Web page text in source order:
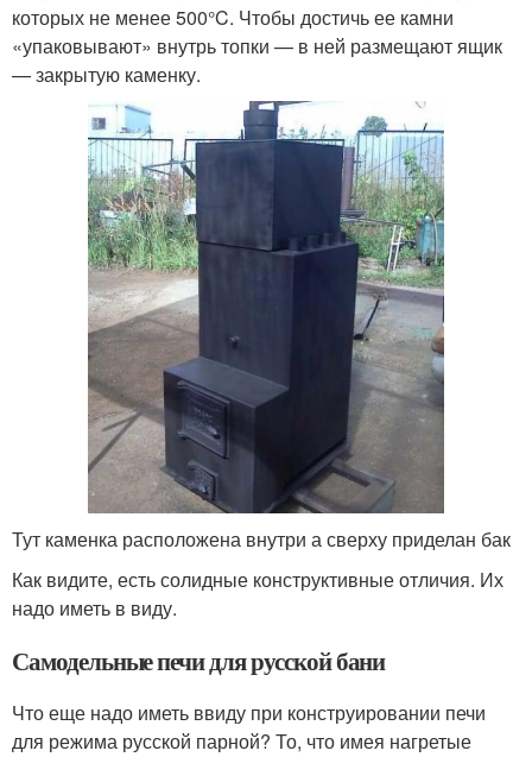
которых не менее 500°C. Чтобы достичь ее камни
«упаковывают» внутрь топки — в ней размещают ящик
— закрытую каменку.
Тут каменка расположена внутри а сверху приделан бак
Как видите, есть солидные конструктивные отличия. Их
надо иметь в виду.
Самодельные печи для русской бани
Что еще надо иметь ввиду при конструировании печи
для режима русской парной? То, что имея нагретые